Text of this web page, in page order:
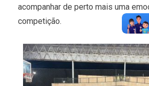
acompanhar de perto mais uma
competição.